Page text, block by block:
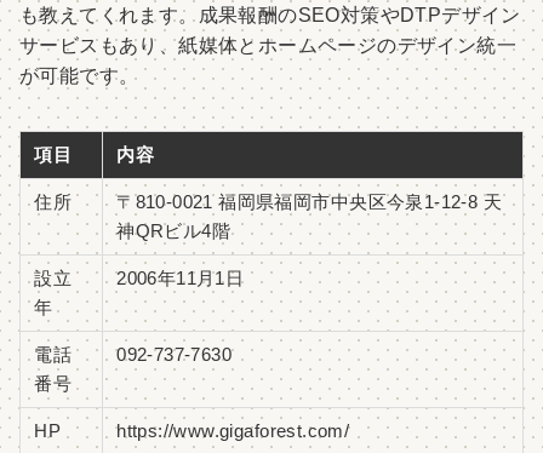
も教えてくれます。成果報酬のSEO対策やDTPデザイン
サービスもあり、紙媒体とホームページのデザイン統一
が可能です。
項目 内容
住所
〒810-0021 福岡県福岡市中央区今泉1-12-8 天
神QRビル4階
設立
年
2006年11月1日
電話
番号
092-737-7630
HP https://www.gigaforest.com/